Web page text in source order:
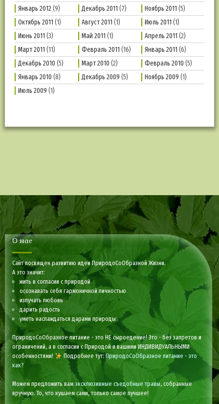
Январь 2012(9) Декабрь 2011 (7) Ноябрь 2011 (5)
Октябрь 2011 (1) Август 2011 (1) Июль 2011 (1)
Июнь 2011 (3) Май 2011 (1) Апрель 2011 (2)
Март 2011 (11) Февраль 2011 (16) Январь 2011 (6)
Декабрь 2010 (5) Март 2010 (2) Февраль 2010 (5)
Январь 2010 (8) Декабрь 2009 (5) Ноябрь 2009 (1)
Июль 2009 (1)
О нас
Сайт посвящен развитию идеи ПриродоСоОбразной Жизни.
А это значит:
жить в согласии с природой
осознавать себя гармоничной личностью
излучать любовь
дарить радость
уметь наслаждаться дарами природы
ПриродоСоОбразное питание - это НЕ сыроедение! Это - без запретов и
ограничений, а в согласии с Природой и вашими ИНДИВИДУАЛЬНЫМИ
особенностями!
Подробнее тут: ПриродоСоОбразное питание - это
как?
Можем предложить вамэксклюзивные съедобные травы, собранные
вручную. То, что кушаем сами, только самое лучшее!